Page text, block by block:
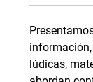
lúdicas,